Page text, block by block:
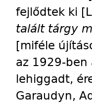
fejlődtek ki
talált tárgy
[miféle
az 1929-
lehiggadt,
Garaudyn,